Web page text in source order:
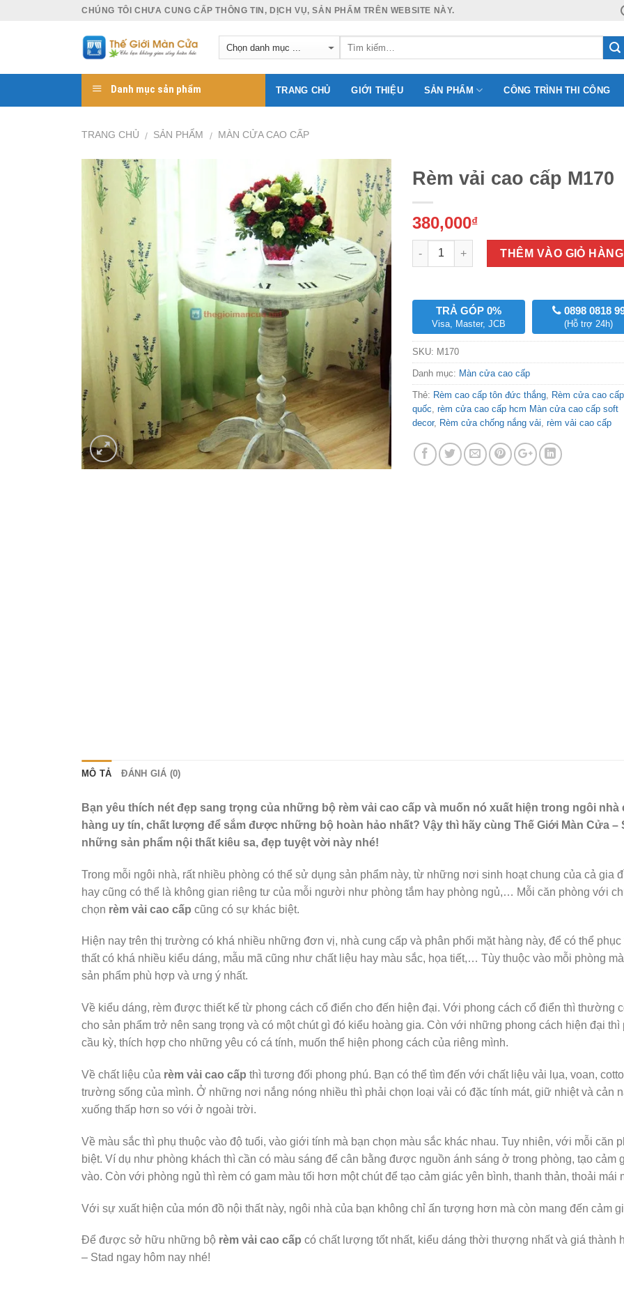
CHÚNG TÔI CHƯA CUNG CẤP THÔNG TIN, DỊCH VỤ, SẢN PHẨM TRÊN WEBSITE NÀY.
Danh mục sản phẩm TRANG CHỦ GIỚI THIỆU SẢN PHẨM CÔNG TRÌNH THI CÔNG
TRANG CHỦ / SẢN PHẨM / MÀN CỬA CAO CẤP
Wishlist
Rèm vải cao cấp M170
380,000₫
Số lượng
THÊM VÀO GIỎ HÀNG
TRẢ GÓP 0%
Visa, Master, JCB
0898 0818
(Hỗ trợ 24h)
SKU: M170
Danh mục: Màn cửa cao cấp
Thẻ: Rèm cao cấp tôn đức thắng
Rèm cửa cao
quốc rèm cửa cao cấp hcm Màn cửa cao cấp soft
decor, Rèm cửa chống nắng vải rèm vải cao cấp
MÔ TẢ ĐÁNH GIÁ (0)
Bạn yêu thích nét đẹp sang trọng của những bộ rèm vải cao cấp và muốn nó xuất hiện trong ngôi
hàng uy tín, chất lượng để sắm được những bộ hoàn hảo nhất? Vậy thì hãy cùng Thế Giới Màn Cửa –
những sản phẩm nội thất kiêu sa, đẹp tuyệt vời này nhé!
Trong mỗi ngôi nhà, rất nhiều phòng có thể sử dụng sản phẩm này, từ những nơi sinh hoạt chung của cả gia
hay cũng có thể là không gian riêng tư của mỗi người như phòng tắm hay phòng ngủ,… Mỗi căn phòng với
chọn rèm vải cao cấp cũng có sự khác biệt.
Hiện nay trên thị trường có khá nhiều những đơn vị, nhà cung cấp và phân phối mặt hàng này, để có thể
thất có khá nhiều kiểu dáng, mẫu mã cũng như chất liệu hay màu sắc, họa tiết,… Tùy thuộc vào mỗi phòng
sản phẩm phù hợp và ưng ý nhất.
Về kiểu dáng, rèm được thiết kế từ phong cách cổ điển cho đến hiện đại. Với phong cách cổ điển thì thường
cho sản phẩm trở nên sang trọng và có một chút gì đó kiểu hoàng gia. Còn với những phong cách hiện đại
cầu kỳ, thích hợp cho những yêu có cá tính, muốn thể hiện phong cách của riêng mình.
Về chất liệu của rèm vải cao cấp thì tương đối phong phú. Bạn có thể tìm đến với chất liệu vải lụa, voan,
trường sống của mình. Ở những nơi nắng nóng nhiều thì phải chọn loại vải có đặc tính mát, giữ nhiệt và cản
xuống thấp hơn so với ở ngoài trời.
Về màu sắc thì phụ thuộc vào độ tuổi, vào giới tính mà bạn chọn màu sắc khác nhau. Tuy nhiên, với mỗi căn
biệt. Ví dụ như phòng khách thì cần có màu sáng để cân bằng được nguồn ánh sáng ở trong phòng, tạo
vào. Còn với phòng ngủ thì rèm có gam màu tối hơn một chút để tạo cảm giác yên bình, thanh thản, thoải mái
Với sự xuất hiện của món đồ nội thất này, ngôi nhà của bạn không chỉ ấn tượng hơn mà còn mang đến cảm
Để được sở hữu những bộ rèm vải cao cấp có chất lượng tốt nhất, kiểu dáng thời thượng nhất và giá
– Stad ngay hôm nay nhé!